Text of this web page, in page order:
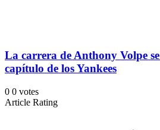
La carrera de Anthony Volpe
capítulo de los Yankees
0 0 votes
Article Rating